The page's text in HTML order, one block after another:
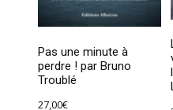
Pas une minute à
perdre ! par Bruno
Troublé
27,00€